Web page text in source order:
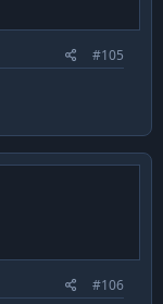
#105
#106